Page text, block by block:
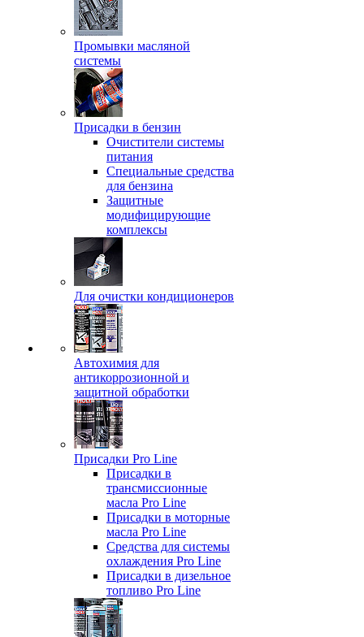
Промывки масляной
системы
Присадки в бензин
Очистители системы
питания
Специальные срeдства
для бензина
Защитные
модифицирующие
комплексы
Для очистки кондиционеров
Автохимия для
антикоррозионной и
защитной обработки
Присадки Pro Line
Присадки в
трансмиссионные
масла Pro Line
Присадки в моторные
масла Pro Line
Средства для системы
охлаждения Pro Line
Присадки в дизельное
топливо Pro Line